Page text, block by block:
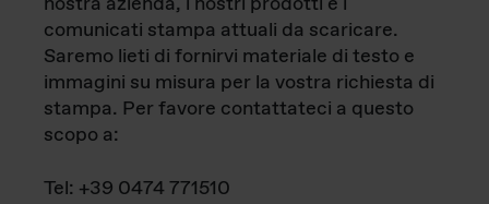
comunicati stampa attuali da scaricare.
Saremo lieti di fornirvi materiale di testo e
immagini su misura per la vostra richiesta di
stampa. Per favore contattateci a questo
scopo a:
Tel: +39 0474 771510